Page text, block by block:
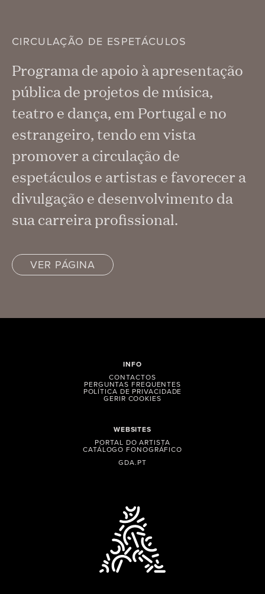
CIRCULAÇÃO DE ESPETÁCULOS
Programa de apoio à apresentação
pública de projetos de música,
teatro e dança, em Portugal e no
estrangeiro, tendo em vista
promover a circulação de
espetáculos e artistas e favorecer a
divulgação e desenvolvimento da
sua carreira profissional.
VER PÁGINA
WEBSITES
PORTAL DO ARTISTA
CATÁLOGO FONOGRÁFICO
GDA.PT
INFO
CONTACTOS
PERGUNTAS FREQUENTES
POLÍTICA DE PRIVACIDADE
GERIR COOKIES